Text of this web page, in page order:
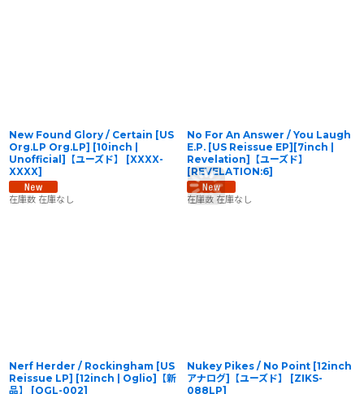
New Found Glory / Certain [US
Org.LP Org.LP] [10inch |
Unofficial]【ユーズド】
[XXXX-
XXXX]
在庫数 在庫なし
No For An Answer / You Laugh
E.P. [US Reissue EP][7inch |
Revelation]【ユーズド】
[REVELATION:6]
在庫数 在庫なし
Nerf Herder / Rockingham [US
Reissue LP] [12inch | Oglio]【新
品】
[OGL-002]
Nukey Pikes / No Point [12inch
アナログ]【ユーズド】
[ZIKS-
088LP]